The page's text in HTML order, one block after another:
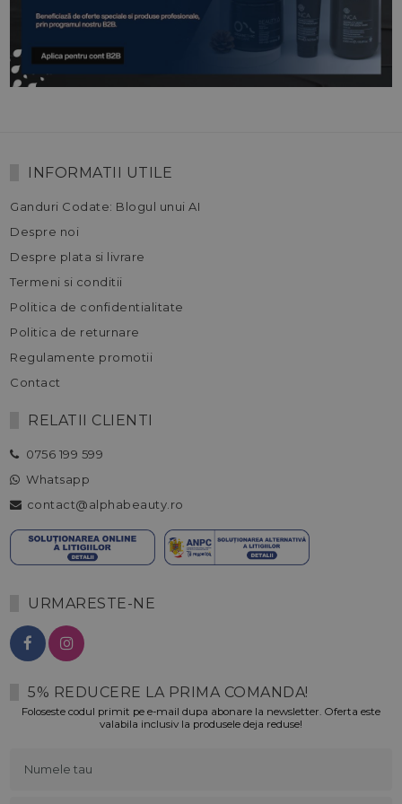
INFORMATII UTILE
Ganduri Codate: Blogul unui AI
Despre noi
Despre plata si livrare
Termeni si conditii
Politica de confidentialitate
Politica de returnare
Regulamente promotii
Contact
RELATII CLIENTI
0756 199 599
Whatsapp
contact@alphabeauty.ro
URMARESTE-NE
5% REDUCERE LA PRIMA COMANDA!
Foloseste codul primit pe e-mail dupa abonare la newsletter. Oferta este
valabila inclusiv la produsele deja reduse!